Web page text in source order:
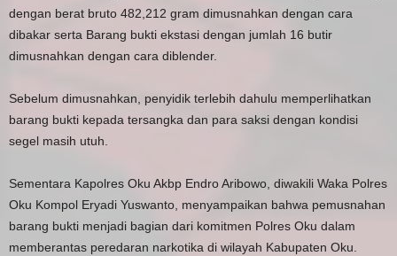
dengan berat bruto 482,212 gram dimusnahkan dengan cara
dibakar serta Barang bukti ekstasi dengan jumlah 16 butir
dimusnahkan dengan cara diblender.
Sebelum dimusnahkan, penyidik terlebih dahulu memperlihatkan
barang bukti kepada tersangka dan para saksi dengan kondisi
segel masih utuh.
Sementara Kapolres Oku Akbp Endro Aribowo, diwakili Waka Polres
Oku Kompol Eryadi Yuswanto, menyampaikan bahwa pemusnahan
barang bukti menjadi bagian dari komitmen Polres Oku dalam
memberantas peredaran narkotika di wilayah Kabupaten Oku.